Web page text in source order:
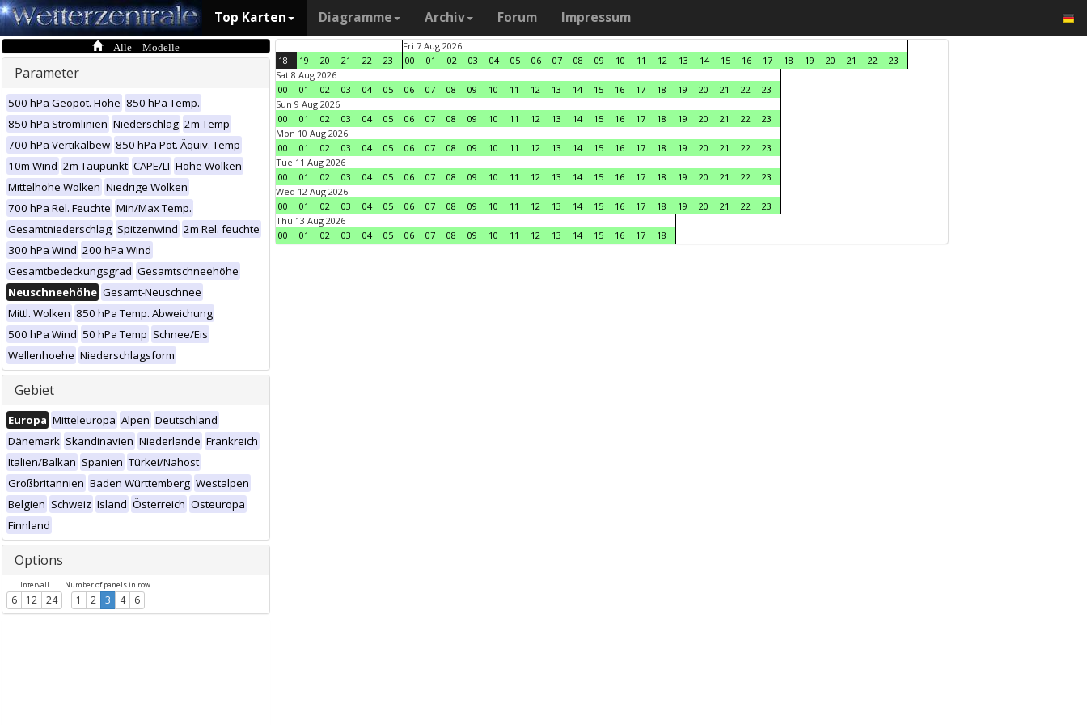
Top Karten Diagramme Archiv Forum Impressum
Alle Modelle
Parameter
500 hPa Geopot. Höhe 850 hPa Temp.
850 hPa Stromlinien Niederschlag 2m Temp
700 hPa Vertikalbew 850 hPa Pot. Äquiv. Temp
10m Wind 2m Taupunkt CAPE/LI Hohe Wolken
Mittelhohe Wolken Niedrige Wolken
700 hPa Rel. Feuchte Min/Max Temp.
Gesamtniederschlag Spitzenwind 2m Rel. feuchte
300 hPa Wind 200 hPa Wind
Gesamtbedeckungsgrad Gesamtschneehöhe
Neuschneehöhe Gesamt-Neuschnee
Mittl. Wolken 850 hPa Temp. Abweichung
500 hPa Wind 50 hPa Temp Schnee/Eis
Wellenhoehe Niederschlagsform
Gebiet
Europa Mitteleuropa Alpen Deutschland
Dänemark Skandinavien Niederlande Frankreich
Italien/Balkan Spanien Türkei/Nahost
Großbritannien Baden Württemberg Westalpen
Belgien Schweiz Island Österreich Osteuropa
Finnland
Options
Intervall
6 12 24
Number of panels in row
1 2 3 4 6
18 19 20 21 22 23
Fri 7 Aug 2026
00
01 02 03 04 05 06 07 08 09 10 11 12 13 14 15 16 17 18 19 20 21 22
23
Sat 8 Aug 2026
00
01 02 03 04 05 06 07 08 09 10 11 12 13 14 15 16 17 18 19 20 21 22
23
Sun 9 Aug 2026
00
01 02 03 04 05 06 07 08 09 10 11 12 13 14 15 16 17 18 19 20 21 22
23
Mon 10 Aug 2026
00
01 02 03 04 05 06 07 08 09 10 11 12 13 14 15 16 17 18 19 20 21 22
23
Tue 11 Aug 2026
00
01 02 03 04 05 06 07 08 09 10 11 12 13 14 15 16 17 18 19 20 21 22
23
Wed 12 Aug 2026
00
01 02 03 04 05 06 07 08 09 10 11 12 13 14 15 16 17 18 19 20 21 22
23
Thu 13 Aug 2026
00
01 02 03 04 05 06 07 08 09 10 11 12 13 14 15 16 17 18